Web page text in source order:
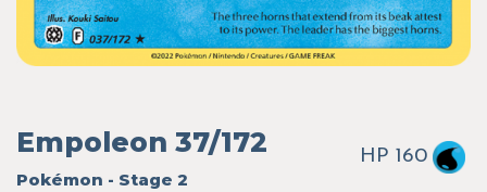
Empoleon 37/172
Pokémon - Stage 2
HP 160